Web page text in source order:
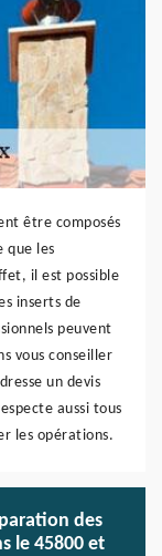
être composés
que les
il est possible
inserts de
peuvent
vous conseiller
un devis
aussi tous
les opérations.
des
le 45800 et